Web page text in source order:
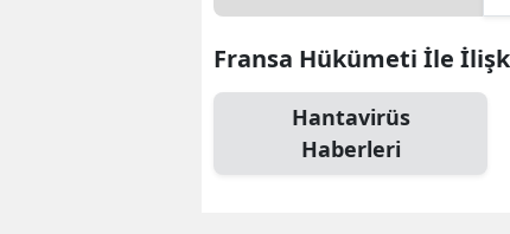
Fransa Hükümeti İle
Hantavirüs
Haberleri